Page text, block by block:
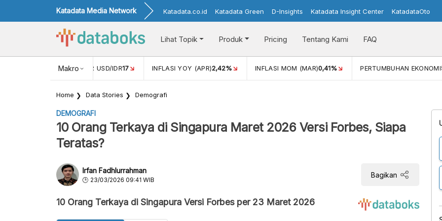
Katadata Media Network Katadata.co.id Katadata Green D-Insights Katadata Insight Center KatadataOto
Lihat Topik Produk Pricing Tentang Kami FAQ
Makro
NILAI TUKAR USD/IDR17 INFLASI YOY (APR)2,42% INFLASI MOM (MAR)0,41% PERTUMBUHAN EKONOMI
Home Data Stories Demografi
DEMOGRAFI
10 Orang Terkaya di Singapura Maret 2026 Versi Forbes, Siapa
Teratas?
Irfan Fadhlurrahman
23/03/2026 09:41 WIB
Bagikan
10 Orang Terkaya di Singapura Versi Forbes per 23 Maret 2026